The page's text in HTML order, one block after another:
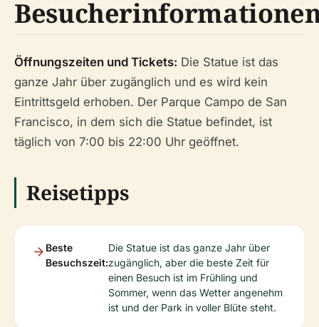
Öffnungszeiten und Tickets: Die Statue ist das
ganze Jahr über zugänglich und es wird kein
Eintrittsgeld erhoben. Der Parque Campo de San
Francisco, in dem sich die Statue befindet, ist
täglich von 7:00 bis 22:00 Uhr geöffnet.
Reisetipps
Beste
Besuchszeit:
Die Statue ist das ganze Jahr über
zugänglich, aber die beste Zeit für
einen Besuch ist im Frühling und
Sommer, wenn das Wetter angenehm
ist und der Park in voller Blüte steht.